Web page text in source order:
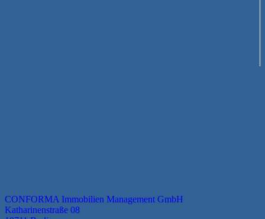
CONFORMA Immobilien Management GmbH
Katharinenstraße 08